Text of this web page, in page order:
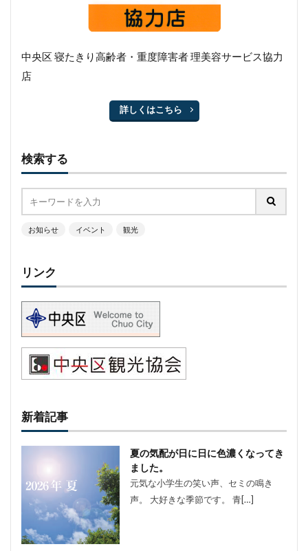
中央区 寝たきり高齢者・重度障害者 理美容サービス協力
店
詳しくはこちら
検索する
お知らせ イベント 観光
リンク
新着記事
夏の気配が日に日に色濃くなってき
ました。
元気な小学生の笑い声、セミの鳴き
声。 大好きな季節です。 青[…]